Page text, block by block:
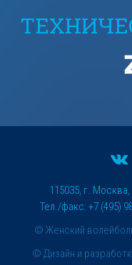
© Женский
115035, г.
Тел./факс: +7 (495)
© Дизайн и